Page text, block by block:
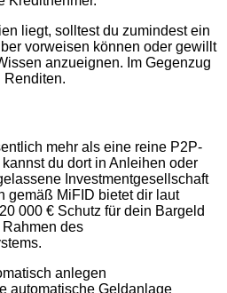
liegt, solltest du zumindest ein
vorweisen können oder gewillt
anzueignen. Im Gegenzug
Renditen.
mehr als eine reine P2P-
du dort in Anleihen oder
Investmentgesellschaft
gemäß MiFID bietet dir laut
000 € Schutz für dein Bargeld
des
automatische Geldanlage